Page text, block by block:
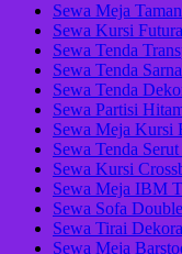
Sewa Meja
Sewa Kursi
Sewa Tenda
Sewa Tenda
Sewa Tenda
Sewa Partisi
Sewa Meja Kursi
Sewa Tenda
Sewa Kursi
Sewa Meja IBM
Sewa Sofa
Sewa Tirai
Sewa Meja